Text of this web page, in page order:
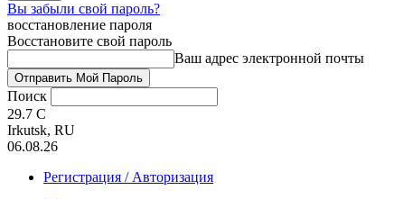
Вы забыли свой пароль?
восстановление пароля
Восстановите свой пароль
Ваш адрес электронной почты
Поиск
29.7 C
Irkutsk, RU
06.08.26
Регистрация / Авторизация